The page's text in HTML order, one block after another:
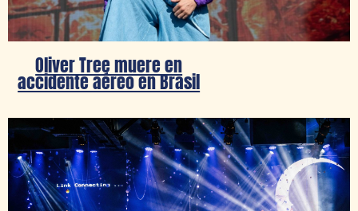
Oliver Tree muere en
accidente aéreo en Brasil